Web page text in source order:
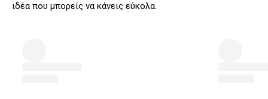
ιδέα που μπορείς να κάνεις εύκολα.